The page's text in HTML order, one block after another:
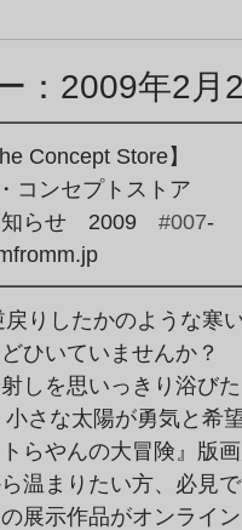
：2009年2月
Concept Store】
コンセプトストア
らせ　2009 #007-
ひいていませんか？
しを思いっきり浴びた
らやんの大冒険』版画
温まりたい方、必見で
展示作品がオンライ